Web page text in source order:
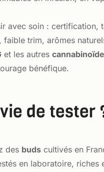
avec soin : certification,
faible trim, arômes
et les autres
bénéfique.
de tester
des buds cultivés en
en laboratoire, riches